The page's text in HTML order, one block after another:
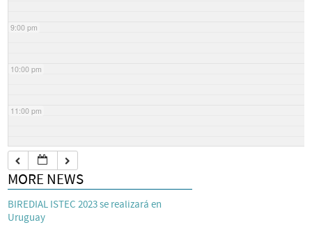
9:00 pm
10:00 pm
11:00 pm
MORE NEWS
BIREDIAL ISTEC 2023 se realizará en
Uruguay